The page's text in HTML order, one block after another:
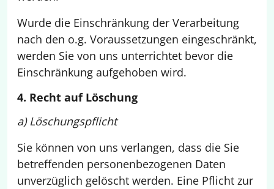
Wurde die Einschränkung der Verarbeitung
nach den o.g. Voraussetzungen eingeschränkt,
werden Sie von uns unterrichtet bevor die
Einschränkung aufgehoben wird.
4. Recht auf Löschung
a) Löschungspflicht
Sie können von uns verlangen, dass die Sie
betreffenden personenbezogenen Daten
unverzüglich gelöscht werden. Eine Pflicht zur